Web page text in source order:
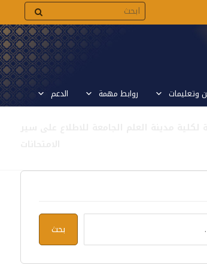
وتعليمات روابط مهمة الدعم
بحث